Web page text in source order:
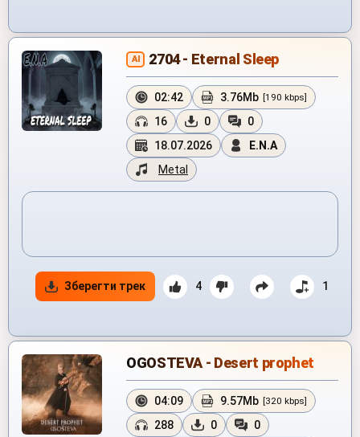
AI 2704 - Eternal Sleep
02:42 3.76Mb [190 kbps]
16 0
0
18.07.2026
E.N.A
Metal
Зберегти трек 4 1
OGOSTEVA - Desert prophet
04:09 9.57Mb [320 kbps]
288 0
0